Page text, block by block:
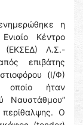
η
Κέντρο
(ΕΚΣΕΔ) Λ.Σ.-
επιβάτης
(Ι/Φ)
οποίο ήταν
Ναυστάθμου”
Ο